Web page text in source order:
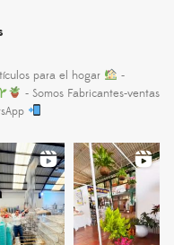
para el hogar
-
- Somos Fabricantes-ventas